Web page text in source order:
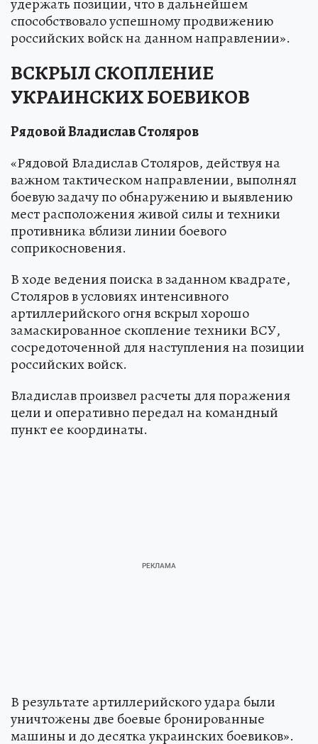
способствовало успешному продвижению
российских войск на данном направлении».
ВСКРЫЛ СКОПЛЕНИЕ
УКРАИНСКИХ БОЕВИКОВ
Рядовой Владислав Столяров
«Рядовой Владислав Столяров, действуя на
важном тактическом направлении, выполнял
боевую задачу по обнаружению и выявлению
мест расположения живой силы и техники
противника вблизи линии боевого
соприкосновения.
В ходе ведения поиска в заданном квадрате,
Столяров в условиях интенсивного
артиллерийского огня вскрыл хорошо
замаскированное скопление техники ВСУ,
сосредоточенной для наступления на позиции
российских войск.
Владислав произвел расчеты для поражения
цели и оперативно передал на командный
пункт ее координаты.
В результате артиллерийского удара были
уничтожены две боевые бронированные
машины и до десятка украинских боевиков».